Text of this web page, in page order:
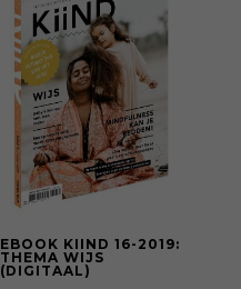
EBOOK KIIND 16-2019:
THEMA WIJS
(DIGITAAL)